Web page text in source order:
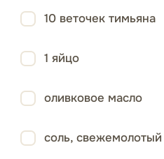
10 веточек тимьяна
1 яйцо
оливковое масло
соль,